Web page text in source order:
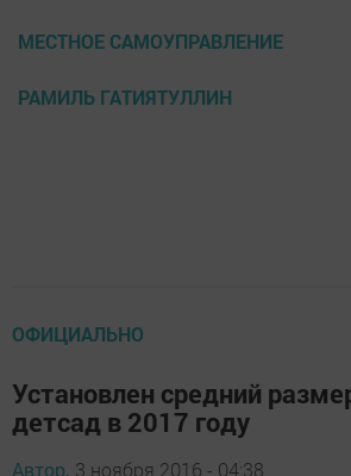
МЕСТНОЕ САМОУПРАВЛЕНИЕ
РАМИЛЬ ГАТИЯТУЛЛИН
ОФИЦИАЛЬНО
Установлен средний
детсад в 2017 году
Автор, 3 ноября 2016 - 04:38